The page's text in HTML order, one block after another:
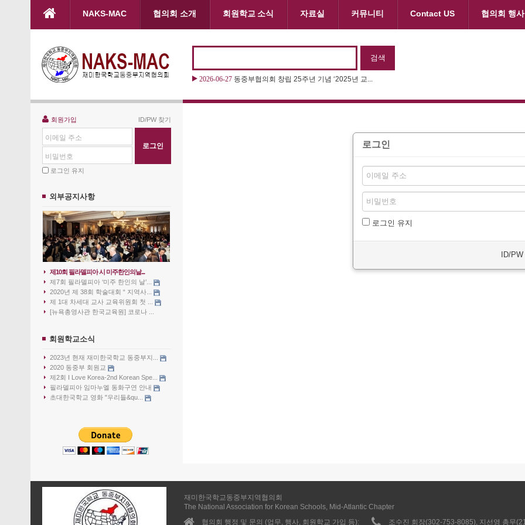
본문으로 바로가기
NAKS-MAC 협의회 소개 회원학교 소식 자료실 커뮤니티 Contact US 협의회 행사
2026-06-27 동중부협의회 창립 25주년 기념 ‘2025년 교...
회원가입 ID/PW 찾기
이메일 주소
비밀번호
로그인 유지
외부공지사항
제10회 필라델피아 시 미주한인의날...
제7회 필라델피아 ‘미주 한인의 날’...
2020년 제 38회 학술대회 “ 지역사...
제 1대 차세대 교사 교육위원회 첫 ...
[뉴욕총영사관 한국교육원] 코로나 ...
회원학교소식
2023년 현재 재미한국학교 동중부지...
2020 동중부 회원교
제2회 I Love Korea-2nd Korean Spe...
필라델피아 임마누엘 동화구연 안내
초대한국학교 영화 "우리들&qu...
로그인
로그인 유지
ID/
재미한국학교동중부지역협의회
The National Association for Korean Schools, Mid-Atlantic Chapter
협의회 행정 및 문의 (업무, 행사, 회원학교 가입 등):
조수진 회장(302-753-8085), 지선영 총무